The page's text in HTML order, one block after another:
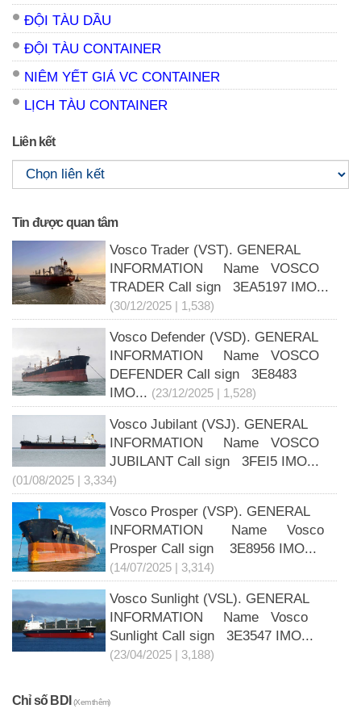
ĐỘI TÀU DẦU
ĐỘI TÀU CONTAINER
NIÊM YẾT GIÁ VC CONTAINER
LỊCH TÀU CONTAINER
Liên kết
Tin được quan tâm
Vosco Trader (VST). GENERAL
INFORMATION Name VOSCO
TRADER Call sign 3EA5197 IMO...
(30/12/2025 | 1,538)
Vosco Defender (VSD). GENERAL
INFORMATION Name VOSCO
DEFENDER Call sign 3E8483
IMO... (23/12/2025 | 1,528)
Vosco Jubilant (VSJ). GENERAL
INFORMATION Name VOSCO
JUBILANT Call sign 3FEI5 IMO...
(01/08/2025 | 3,334)
Vosco Prosper (VSP). GENERAL
INFORMATION Name Vosco
Prosper Call sign 3E8956 IMO...
(14/07/2025 | 3,314)
Vosco Sunlight (VSL). GENERAL
INFORMATION Name Vosco
Sunlight Call sign 3E3547 IMO...
(23/04/2025 | 3,188)
Chỉ số BDI(Xem thêm)